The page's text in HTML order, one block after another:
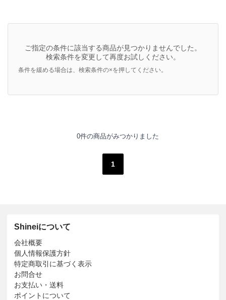
ご指定の条件に該当する商品が見つかりませんでした。
検索条件を変更して再度お試しください。
条件を緩める場合は、検索条件の×を押してください。
0件の商品がみつかりました
1
Shineiについて
会社概要
個人情報保護方針
特定商取引に基づく表示
お問合せ
お支払い・送料
ポイントについて